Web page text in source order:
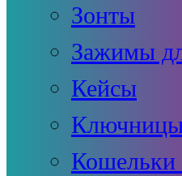
Зонты
Зажимы
Кейсы
Кошельки